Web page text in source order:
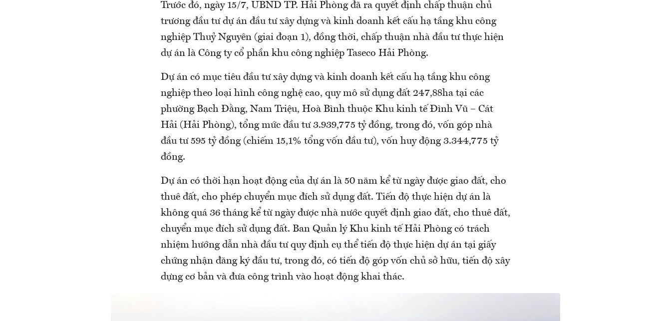
Trước đó, ngày 15/7, UBND TP. Hải Phòng đã ra quyết định chấp thuận chủ
trương đầu tư dự án đầu tư xây dựng và kinh doanh kết cấu hạ tầng khu công
nghiệp Thuỷ Nguyên (giai đoạn 1), đồng thời, chấp thuận nhà đầu tư thực hiện
dự án là Công ty cổ phần khu công nghiệp Taseco Hải Phòng.
Dự án có mục tiêu đầu tư xây dựng và kinh doanh kết cấu hạ tầng khu công
nghiệp theo loại hình công nghệ cao, quy mô sử dụng đất 247,88ha tại các
phường Bạch Đằng, Nam Triệu, Hoà Bình thuộc Khu kinh tế Đình Vũ – Cát
Hải (Hải Phòng), tổng mức đầu tư 3.939,775 tỷ đồng, trong đó, vốn góp nhà
đầu tư 595 tỷ đồng (chiếm 15,1% tổng vốn đầu tư), vốn huy động 3.344,775 tỷ
đồng.
Dự án có thời hạn hoạt động của dự án là 50 năm kể từ ngày được giao đất, cho
thuê đất, cho phép chuyển mục đích sử dụng đất. Tiến độ thực hiện dự án là
không quá 36 tháng kể từ ngày được nhà nước quyết định giao đất, cho thuê đất,
chuyển mục đích sử dụng đất. Ban Quản lý Khu kinh tế Hải Phòng có trách
nhiệm hướng dẫn nhà đầu tư quy định cụ thể tiến độ thực hiện dự án tại giấy
chứng nhận đăng ký đầu tư, trong đó, có tiến độ góp vốn chủ sở hữu, tiến độ xây
dựng cơ bản và đưa công trình vào hoạt động khai thác.